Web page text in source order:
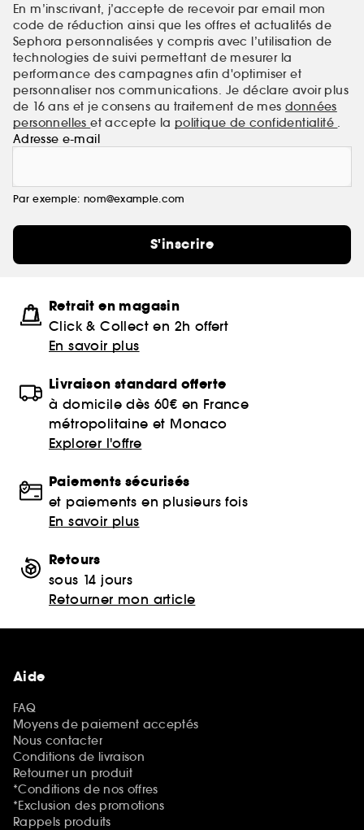
En m’inscrivant, j’accepte de recevoir par email mon
code de réduction ainsi que les offres et actualités de
Sephora personnalisées y compris avec l’utilisation de
technologies de suivi permettant de mesurer la
performance des campagnes afin d'optimiser et
personnaliser nos communications. Je déclare avoir plus
de 16 ans et je consens au traitement de mes données
personnelleset accepte la politique de confidentialité .
Adresse e-mail
Par exemple: nom@example.com
S'inscrire
Retrait en magasin
Click & Collect en 2h offert
En savoir plus
Livraison standard offerte
à domicile dès 60€ en France
métropolitaine et Monaco
Explorer l'offre
Paiements sécurisés
et paiements en plusieurs fois
En savoir plus
Retours
sous 14 jours
Retourner mon article
Aide
FAQ
Moyens de paiement acceptés
Nous contacter
Conditions de livraison
Retourner un produit
*Conditions de nos offres
*Exclusion des promotions
Rappels produits